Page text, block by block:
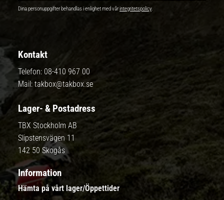
Dina personuppgifter behandlas i enlighet med vårintegritetspolicy.
Kontakt
Telefon: 08-410 967 00
Mail: takbox@takbox.se
Lager- & Postadress
TBX Stockholm AB
Slipstensvägen 11
142 50 Skogås
Information
Hämta på vårt lager/Öppettider